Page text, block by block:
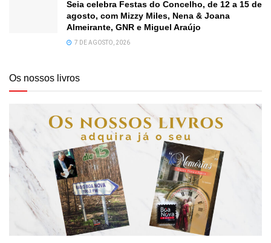
Seia celebra Festas do Concelho, de 12 a 15 de
agosto, com Mizzy Miles, Nena & Joana
Almeirante, GNR e Miguel Araújo
7 DE AGOSTO, 2026
Os nossos livros